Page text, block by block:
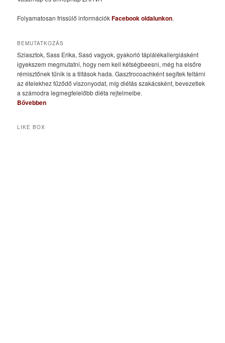
Folyamatosan frissülő információkFacebook oldalunkon.
BEMUTATKOZÁS
Sziasztok, Sass Erika, Sasó vagyok, gyakorló táplálékallergiásként
igyekszem megmutatni, hogy nem kell kétségbeesni, még ha elsőre
rémisztőnek tűnik is a tiltások hada. Gasztrocoachként segítek feltárni
az ételekhez fűződő viszonyodat, míg diétás szakácsként, bevezetlek
a számodra legmegfelelőbb diéta rejtelmeibe.
Bővebben
LIKE BOX